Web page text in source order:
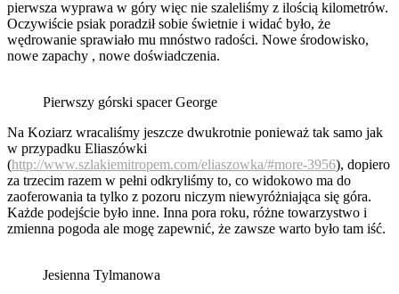
pierwsza wyprawa w góry więc nie szaleliśmy z ilością kilometrów.
Oczywiście psiak poradził sobie świetnie i widać było, że
wędrowanie sprawiało mu mnóstwo radości. Nowe środowisko,
nowe zapachy , nowe doświadczenia.
Pierwszy górski spacer George
Na Koziarz wracaliśmy jeszcze dwukrotnie ponieważ tak samo jak
w przypadku Eliaszówki
(http://www.szlakiemitropem.com/eliaszowka/#more-3956), dopiero
za trzecim razem w pełni odkryliśmy to, co widokowo ma do
zaoferowania ta tylko z pozoru niczym niewyróżniająca się góra.
Każde podejście było inne. Inna pora roku, różne towarzystwo i
zmienna pogoda ale mogę zapewnić, że zawsze warto było tam iść.
Jesienna Tylmanowa